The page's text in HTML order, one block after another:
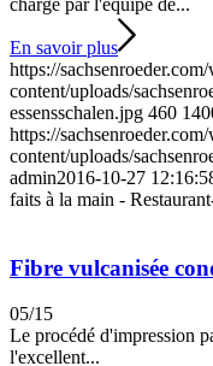
charge par l'équipe de...
En savoir plus
https://
content/uploads/
essensschalen.jpg 460
https://
content/uploads/
admin2016-10-27
faits à la main -
Fibre vulcanisée
05/15
Le procédé d'impression
l'excellent...